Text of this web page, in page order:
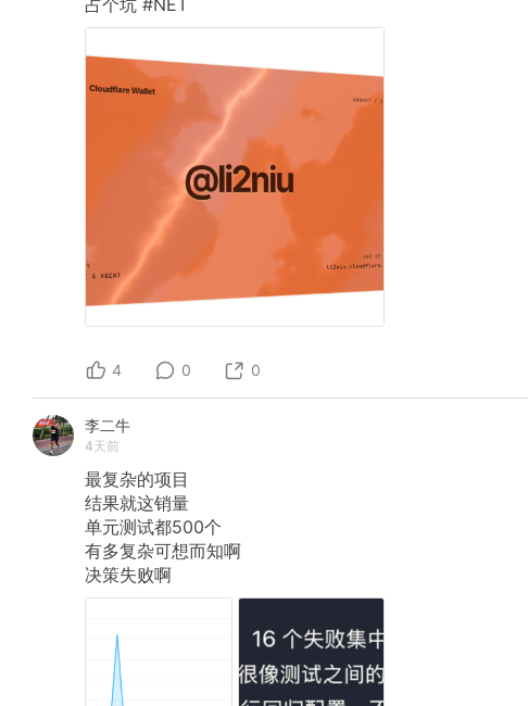
4 0 0
李二牛
4天前
最复杂的项目
结果就这销量
单元测试都500个
有多复杂可想而知啊
决策失败啊